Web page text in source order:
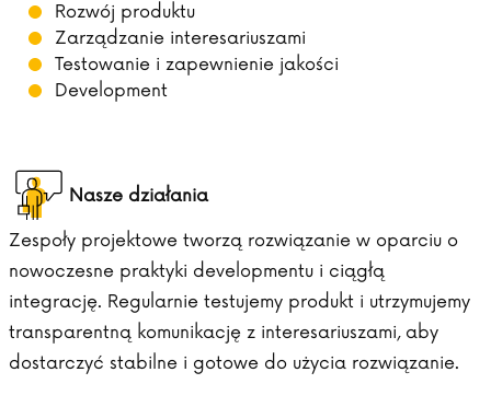
Rozwój produktu
Zarządzanie interesariuszami
Testowanie i zapewnienie jakości
Development
Nasze działania
Zespoły projektowe tworzą rozwiązanie w oparciu o
nowoczesne praktyki developmentu i ciągłą
integrację. Regularnie testujemy produkt i utrzymujemy
transparentną komunikację z interesariuszami, aby
dostarczyć stabilne i gotowe do użycia rozwiązanie.